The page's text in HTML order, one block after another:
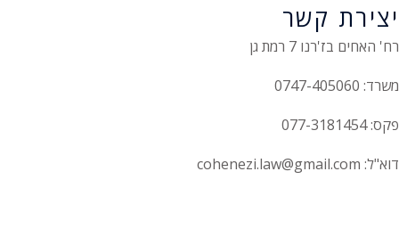
יצירת קשר
רח' האחים בז'רנו 7 רמת גן
משרד: 0747-405060
פקס: 077-3181454
דוא"ל: cohenezi.law@gmail.com